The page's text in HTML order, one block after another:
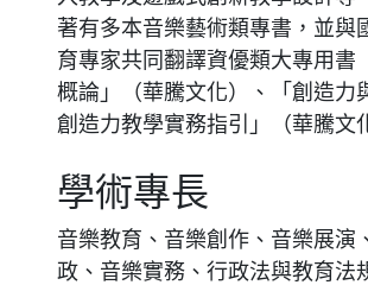
著有多本音樂藝術類專書，並與
育專家共同翻譯資優類大專用書
概論」（華騰文化）、「創造力
創造力教學實務指引」（華騰文
學術專長
音樂教育、音樂創作、音樂展演
政、音樂實務、行政法與教育法